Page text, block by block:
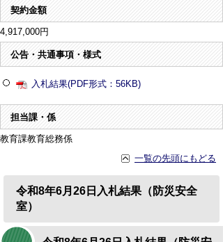
契約金額
4,917,000円
公告・共通事項・様式
入札結果(PDF形式：56KB)
担当課・係
教育課教育総務係
一覧の先頭にもどる
令和8年6月26日入札結果（防災安全
室）